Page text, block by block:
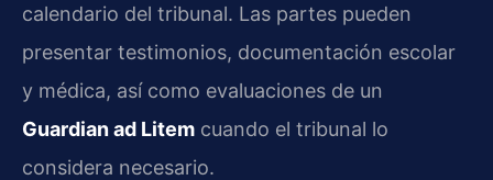
calendario del tribunal. Las partes pueden
presentar testimonios, documentación escolar
y médica, así como evaluaciones de un
Guardian ad Litem cuando el tribunal lo
considera necesario.